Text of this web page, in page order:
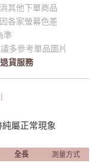
其他下單商品
各家螢幕色差
準
多參考單品圖片
貨服務
屬正常現象
全長
測量方式